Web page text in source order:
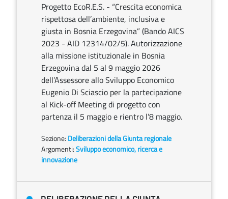
Progetto EcoR.E.S. - “Crescita economica
rispettosa dell’ambiente, inclusiva e
giusta in Bosnia Erzegovina” (Bando AICS
2023 - AID 12314/02/5). Autorizzazione
alla missione istituzionale in Bosnia
Erzegovina dal 5 al 9 maggio 2026
dell’Assessore allo Sviluppo Economico
Eugenio Di Sciascio per la partecipazione
al Kick-off Meeting di progetto con
partenza il 5 maggio e rientro l’8 maggio.
Sezione: Deliberazioni della Giunta regionale
Argomenti:Sviluppo economico, ricerca e
innovazione